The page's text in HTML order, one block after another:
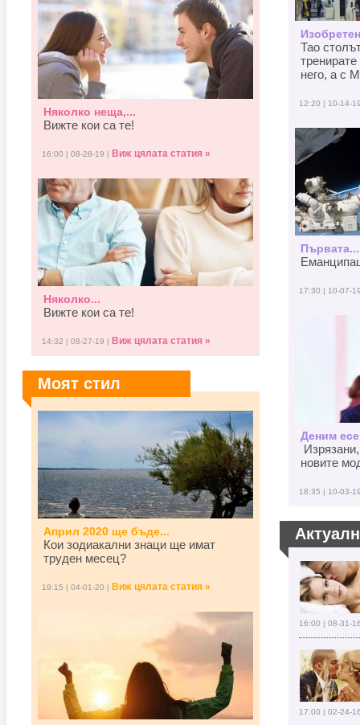
Няколко неща,...
Вижте кои са те!
16:00 | 08-28-19 | Виж цялата статия »
Няколко...
Вижте кои са те!
14:32 | 08-27-19 | Виж цялата статия »
Моят стил
Април 2020 ще бъде...
Кои зодиакални знаци ще имат
труден месец?
19:15 | 04-01-20 | Виж цялата статия »
Тао
него, а с
12:20 | 10-14-
Първата...
17:30 | 10-07-
Деним
новите
18:35 | 10-03-
16:00 | 08-31-
17:00 | 02-24-